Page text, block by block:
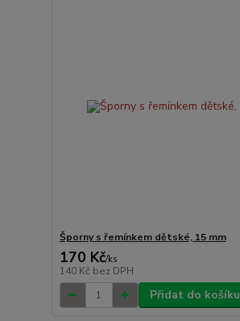
Šporny s řemínkem dětské, 15 mm
170 Kč/ks
140 Kč bez DPH
Přidat do košíku